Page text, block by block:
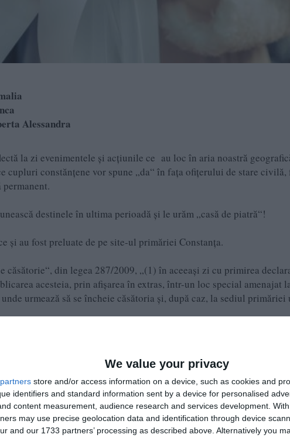
We value your privacy
partners store and/or access information on a device, such as cookies and
identifiers and standard information sent by a device for personalised
content measurement, audience research and services development.
may use precise geolocation data and identification through device
and our 1733 partners’ processing as described above. Alternatively you
Alessandra
la zi evenimentele și acţiunile ce au loc în aria noastră
cupluri constănţene vor spune „da“ în faţa ofiţerului de stare civilă,
destinele în ultima perioadă şi le urăm „casă de piatră“!
şi au fost preluate de pe site-ul primăriei Constanţa.
din legea 287/2009, „(1) în aceeaşi zi cu primirea
acesteia, prin afişarea în extras, într-un loc special amenajat
urmează să se încheie căsătoria şi, după caz, la sediul primăriei
în mod obligatoriu: data afişării, datele de stare civilă ale
precum şi înştiinţarea că orice persoană poate face opoziţie la